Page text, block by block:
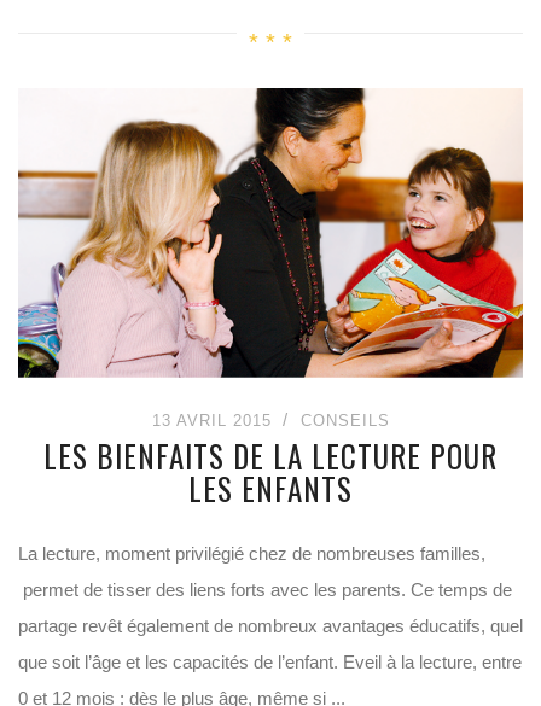
13 AVRIL 2015 CONSEILS
LES BIENFAITS DE LA LECTURE POUR
LES ENFANTS
La lecture, moment privilégié chez de nombreuses familles,
permet de tisser des liens forts avec les parents. Ce temps de
partage revêt également de nombreux avantages éducatifs, quel
que soit l’âge et les capacités de l’enfant. Eveil à la lecture, entre
0 et 12 mois : dès le plus âge, même si ...